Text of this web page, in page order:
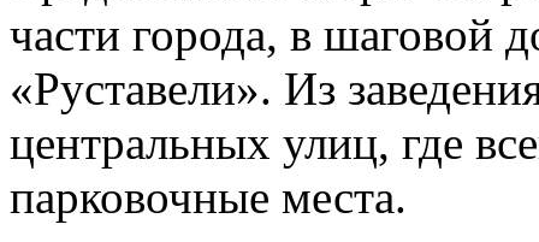
части города, в шаговой
«Руставели». Из
центральных улиц, где
парковочные места.